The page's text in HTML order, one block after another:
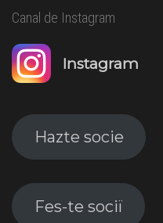
Canal de Instagram
Instagram
Hazte socie
Fes-te sociï